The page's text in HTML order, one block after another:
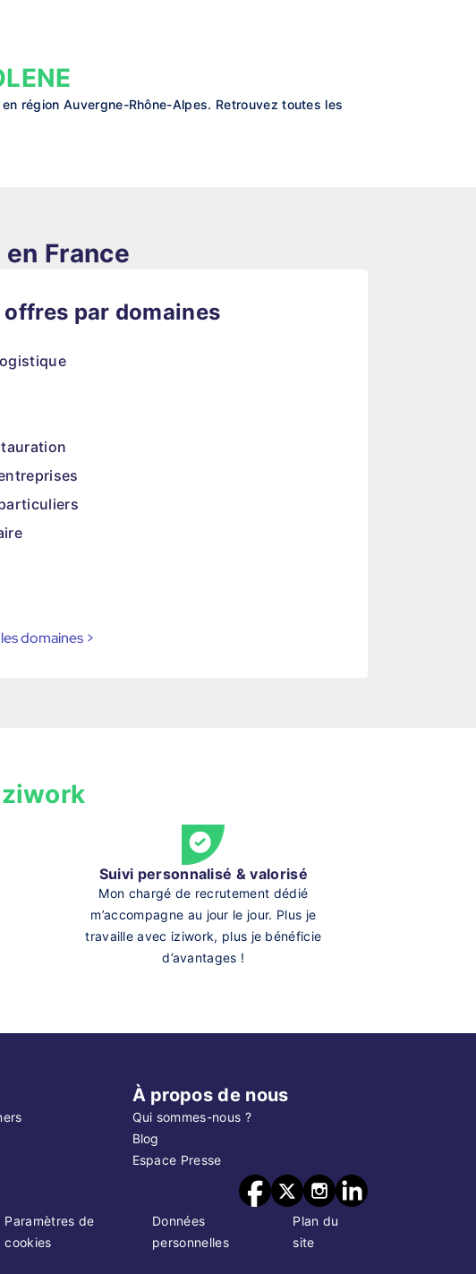
région Auvergne-Rhône-Alpes. Retrouvez toutes les
France
offres par domaines
domaines >
Suivi personnalisé & valorisé
Mon chargé de recrutement dédié
m’accompagne au jour le jour. Plus je
travaille avec iziwork, plus je bénéficie
d’avantages !
À propos de nous
Qui sommes-nous ?
Blog
Espace Presse
Paramètres de
cookies
Données
personnelles
Plan du
site